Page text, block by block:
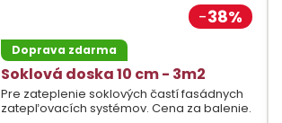
38%
Doprava zdarma
Soklová doska 10 cm - 3m2
Pre zateplenie soklových častí fasádnych
zatepľovacích systémov. Cena za balenie.